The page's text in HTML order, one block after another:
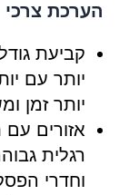
הערכת צרכי
קביעת
יותר עם
יותר זמן
אזורים
רגלית
וחדרי